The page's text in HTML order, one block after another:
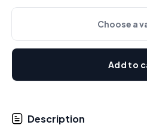
Choose a
Add to
Description